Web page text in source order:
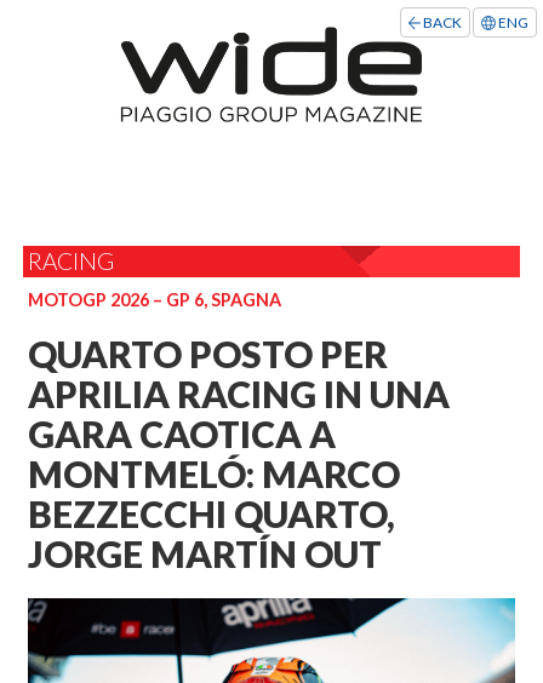
ENG
BACK
RACING
MOTOGP 2026 – GP 6, SPAGNA
QUARTO POSTO PER
APRILIA RACING IN UNA
GARA CAOTICA A
MONTMELÓ: MARCO
BEZZECCHI QUARTO,
JORGE MARTÍN OUT